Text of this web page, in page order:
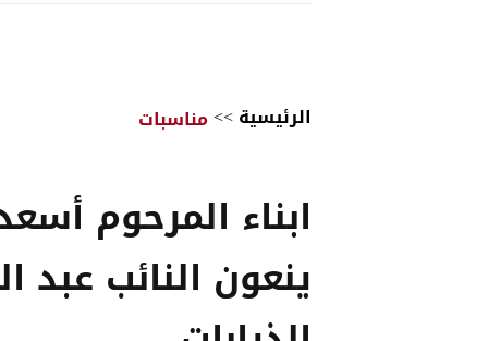
الرئيسية>>مناسبات
ابناء المرحوم
ينعون النائب عبد